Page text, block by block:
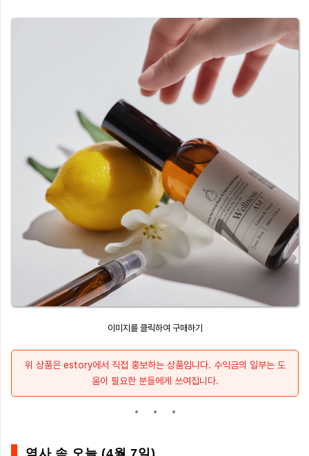
이미지를 클릭하여 구매하기
위 상품은 estory에서 직접 홍보하는 상품입니다. 수익금의 일부는 도
움이 필요한 분들에게 쓰여집니다.
역사 속 오늘 (4월 7일)